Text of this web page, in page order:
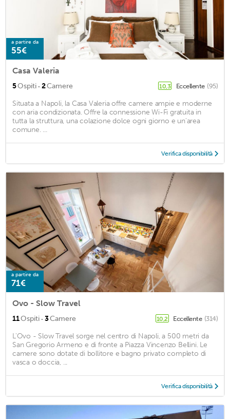
a partire da
55€
Casa Valeria
5Ospiti · 2Camere 10,3 Eccellente (95)
Situata a Napoli, la Casa Valeria offre camere ampie e moderne
con aria condizionata. Offre la connessione Wi-Fi gratuita in
tutta la struttura, una colazione dolce ogni giorno e un'area
comune. ...
Verifica disponibilità
a partire da
71€
Ovo - Slow Travel
11Ospiti · 3Camere 10,2 Eccellente (314)
L'Ovo - Slow Travel sorge nel centro di Napoli, a 500 metri da
San Gregorio Armeno e di fronte a Piazza Vincenzo Bellini. Le
camere sono dotate di bollitore e bagno privato completo di
vasca o doccia, ...
Verifica disponibilità